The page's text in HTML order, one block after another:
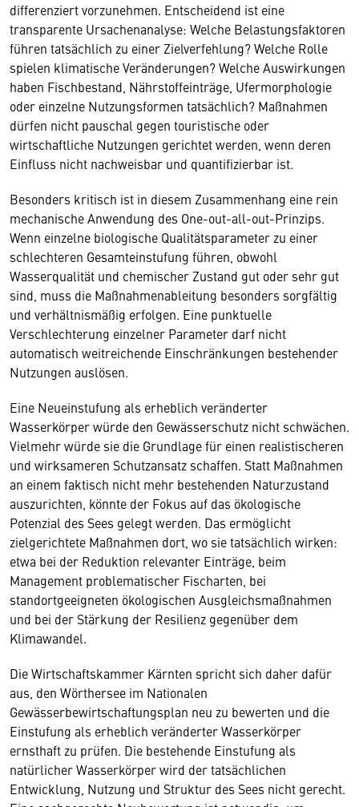
differenziert vorzunehmen. Entscheidend ist eine
transparente Ursachenanalyse: Welche Belastungsfaktoren
führen tatsächlich zu einer Zielverfehlung? Welche Rolle
spielen klimatische Veränderungen? Welche Auswirkungen
haben Fischbestand, Nährstoffeinträge, Ufermorphologie
oder einzelne Nutzungsformen tatsächlich? Maßnahmen
dürfen nicht pauschal gegen touristische oder
wirtschaftliche Nutzungen gerichtet werden, wenn deren
Einfluss nicht nachweisbar und quantifizierbar ist.
Besonders kritisch ist in diesem Zusammenhang eine rein
mechanische Anwendung des One-out-all-out-Prinzips.
Wenn einzelne biologische Qualitätsparameter zu einer
schlechteren Gesamteinstufung führen, obwohl
Wasserqualität und chemischer Zustand gut oder sehr gut
sind, muss die Maßnahmenableitung besonders sorgfältig
und verhältnismäßig erfolgen. Eine punktuelle
Verschlechterung einzelner Parameter darf nicht
automatisch weitreichende Einschränkungen bestehender
Nutzungen auslösen.
Eine Neueinstufung als erheblich veränderter
Wasserkörper würde den Gewässerschutz nicht schwächen.
Vielmehr würde sie die Grundlage für einen realistischeren
und wirksameren Schutzansatz schaffen. Statt Maßnahmen
an einem faktisch nicht mehr bestehenden Naturzustand
auszurichten, könnte der Fokus auf das ökologische
Potenzial des Sees gelegt werden. Das ermöglicht
zielgerichtete Maßnahmen dort, wo sie tatsächlich wirken:
etwa bei der Reduktion relevanter Einträge, beim
Management problematischer Fischarten, bei
standortgeeigneten ökologischen Ausgleichsmaßnahmen
und bei der Stärkung der Resilienz gegenüber dem
Klimawandel.
Die Wirtschaftskammer Kärnten spricht sich daher dafür
aus, den Wörthersee im Nationalen
Gewässerbewirtschaftungsplan neu zu bewerten und die
Einstufung als erheblich veränderter Wasserkörper
ernsthaft zu prüfen. Die bestehende Einstufung als
natürlicher Wasserkörper wird der tatsächlichen
Entwicklung, Nutzung und Struktur des Sees nicht gerecht.